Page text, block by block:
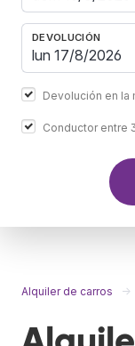
DEVOLUCIÓN
Devolución en la
Conductor entre
Alquiler de carros